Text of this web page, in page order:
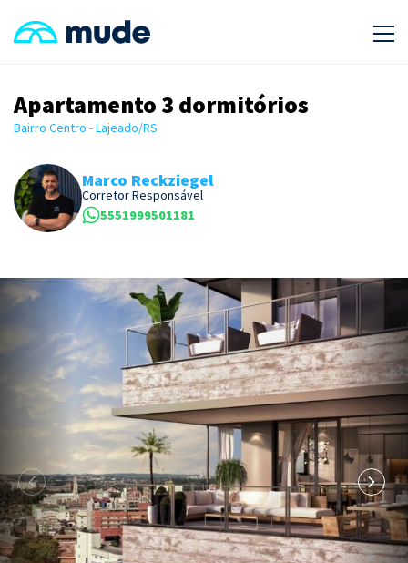
Apartamento 3 dormitórios
Bairro Centro - Lajeado/RS
Marco Reckziegel
Corretor Responsável
5551999501181